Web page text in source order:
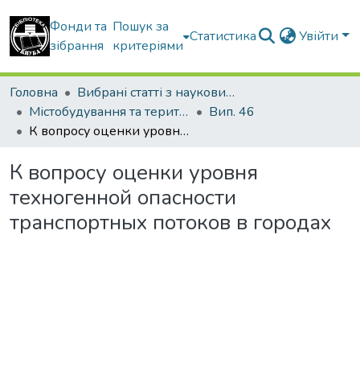
Фонди та
зібрання
Пошук за
критеріями
Статистика Увійти
Головна
Вибрані статті з наукових збірників КНУБА
Містобудування та територіальне планування
Вип. 46
К вопросу оценки уровня техногенной опасности транспортных потоков в городах
К вопросу оценки уровня
техногенной опасности
транспортных потоков в городах